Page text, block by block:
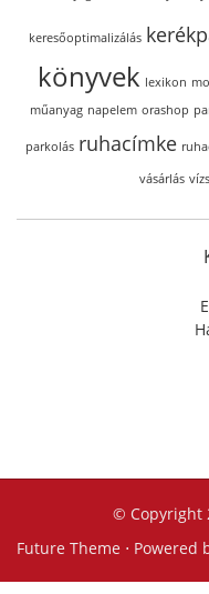
keresőoptimalizálás
könyvek lexikon
műanyag napelem orashop
parkolás ruhacímke
vásárlás
© Copyright
Future Theme ⋅ Powered